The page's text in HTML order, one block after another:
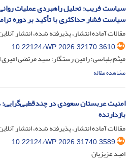
سیاست فریب: تحلیل راهبردی عملیات
سیاست فشار حداکثری با تأکید بر دوره
مقالات آماده انتشار، پذیرفته شده، انتشار
10.22124/WP.2026.32170.3610
میثم بلباسی؛ رامین رستگار؛ سید مرتضی
مشاهده مقاله
امنیت عربستان سعودی در چندقطبی‌گرایی:
بازدارنده
مقالات آماده انتشار، پذیرفته شده، انتشار
10.22124/WP.2026.31740.3589
امید عزیزیان